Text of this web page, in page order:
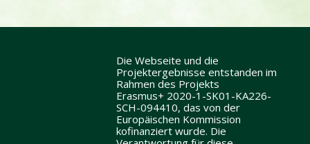
Die Webseite und die
Projektergebnisse entstanden im
Rahmen des Projekts
Erasmus+ 2020-1-SK01-KA226-
SCH-094410, das von der
Europäischen Kommission
kofinanziert wurde. Die